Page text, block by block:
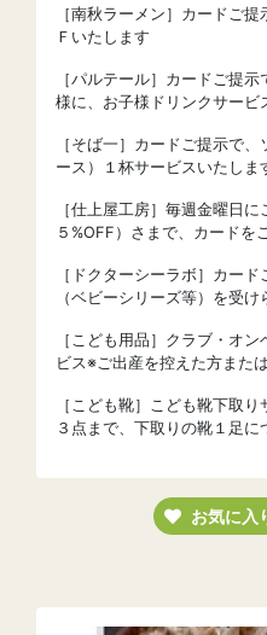
［南秋ラーメン］カードご
Ｆいたします
［パルテール］カードご提
様に、お子様ドリンクサービ
［そば一］カードご提示で
ース）１杯サービスいたしま
［仕上屋工房］毎週金曜日
５%OFF）さまで、カードを
［ドクターシーラボ］カー
（ベビーシリーズ等）を受
［こども用品］クラブ・オ
ビス※ご出産を控えた方また
［こども靴］こども靴下取
３点まで、下取りの靴１足
お気に入